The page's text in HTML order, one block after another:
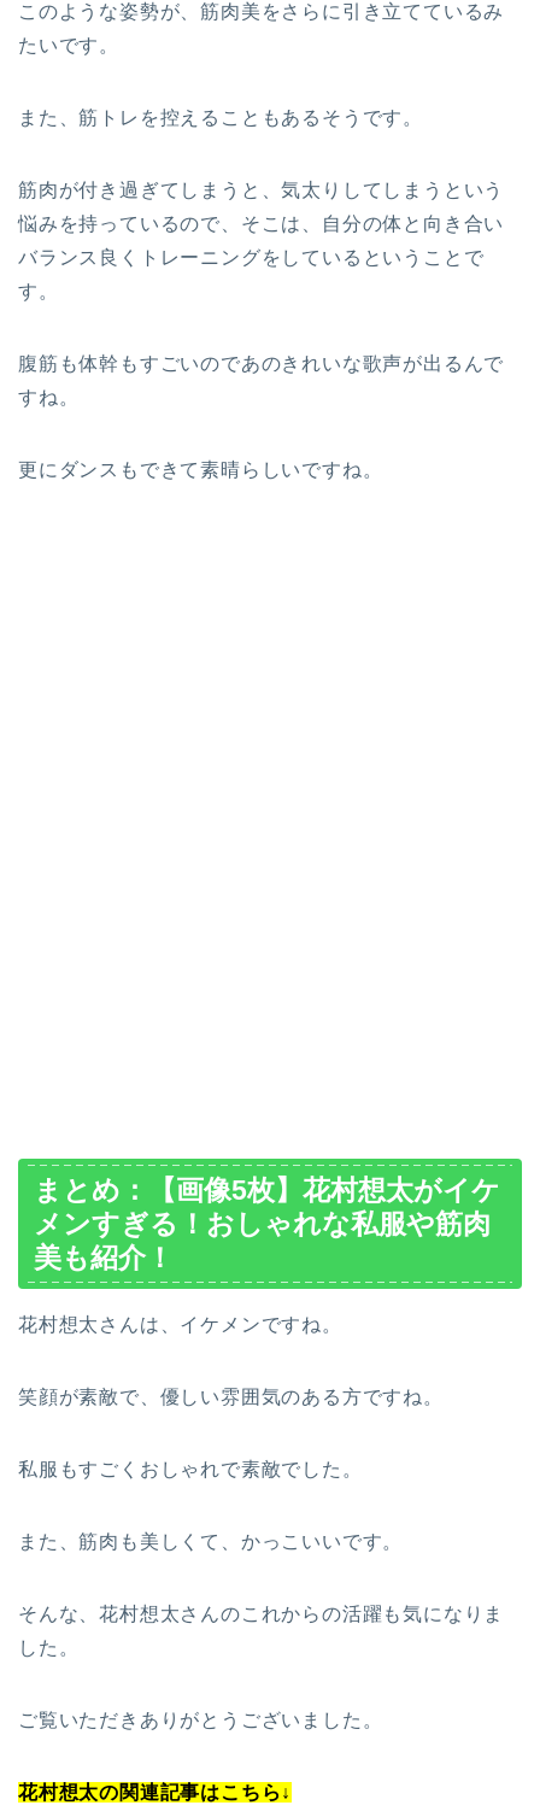
このような姿勢が、筋肉美をさらに引き立てているみ
たいです。
また、筋トレを控えることもあるそうです。
筋肉が付き過ぎてしまうと、気太りしてしまうという
悩みを持っているので、そこは、自分の体と向き合い
バランス良くトレーニングをしているということで
す。
腹筋も体幹もすごいのであのきれいな歌声が出るんで
すね。
更にダンスもできて素晴らしいですね。
まとめ：
【画像5枚】花村想太がイケ
メンすぎる！おしゃれな私服や筋肉
美も紹介！
花村想太さんは、イケメンですね。
笑顔が素敵で、優しい雰囲気のある方ですね。
私服もすごくおしゃれで素敵でした。
また、筋肉も美しくて、かっこいいです。
そんな、花村想太さんのこれからの活躍も気になりま
した。
ご覧いただきありがとうございました。
花村想太の関連記事はこちら↓